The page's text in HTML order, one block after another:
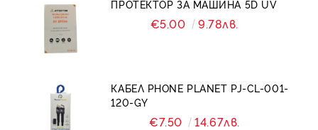
ПРОТЕКТОР ЗА МАШИНА 5D UV
€5.00 9.78лв.
КАБЕЛ PHONE PLANET PJ-CL-001-
120-GY
€7.50 14.67лв.